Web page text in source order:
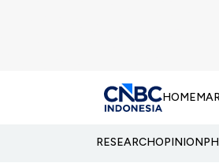
HOME
RESEARCHOPINION